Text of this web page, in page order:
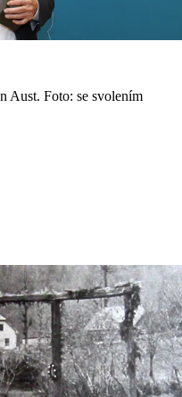
Aust. Foto: se svolením